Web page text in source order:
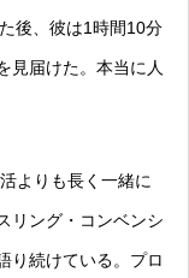
後、彼は1時間10分
見届けた。本当に人
よりも長く一緒に
リング・コンベンシ
り続けている。プロ